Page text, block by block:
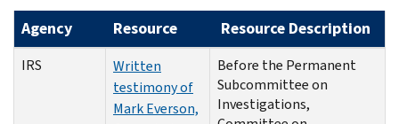
Agency Resource Resource Description
IRS
Written
testimony of
Mark Everson,
Before the Permanent
Subcommittee on
Investigations,